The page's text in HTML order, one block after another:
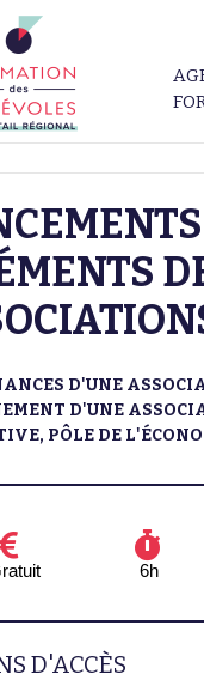
D'UNE
D'UNE
PÔLE DE
6h
D'ACCÈS